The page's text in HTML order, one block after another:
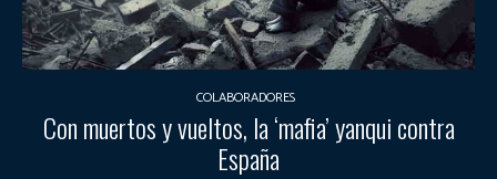
COLABORADORES
Con muertos y vueltos, la ‘mafia’ yanqui contra
España